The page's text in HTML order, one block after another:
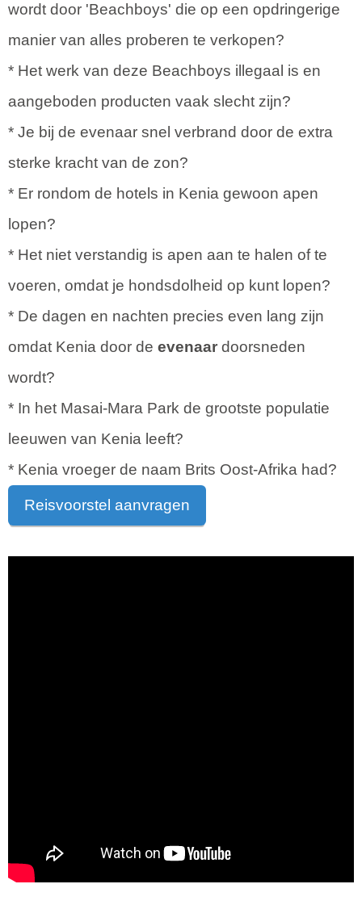
wordt door 'Beachboys' die op een opdringerige
manier van alles proberen te verkopen?
* Het werk van deze Beachboys illegaal is en
aangeboden producten vaak slecht zijn?
* Je bij de evenaar snel verbrand door de extra
sterke kracht van de zon?
* Er rondom de hotels in Kenia gewoon apen
lopen?
* Het niet verstandig is apen aan te halen of te
voeren, omdat je hondsdolheid op kunt lopen?
* De dagen en nachten precies even lang zijn
omdat Kenia door de evenaar doorsneden
wordt?
* In het Masai-Mara Park de grootste populatie
leeuwen van Kenia leeft?
* Kenia vroeger de naam Brits Oost-Afrika had?
Reisvoorstel aanvragen